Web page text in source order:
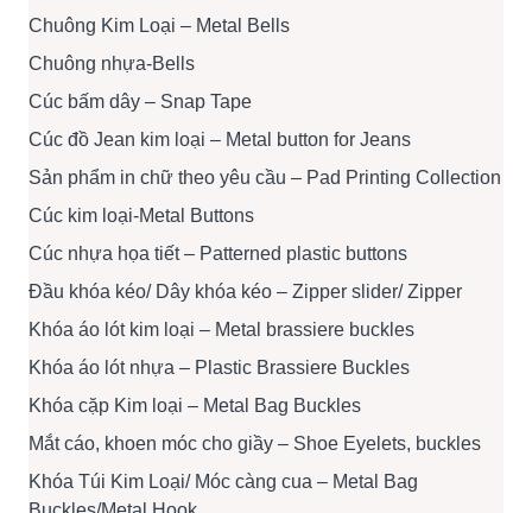
Chuông Kim Loại – Metal Bells
Chuông nhựa-Bells
Cúc bấm dây – Snap Tape
Cúc đồ Jean kim loại – Metal button for Jeans
Sản phẩm in chữ theo yêu cầu – Pad Printing Collection
Cúc kim loại-Metal Buttons
Cúc nhựa họa tiết – Patterned plastic buttons
Đầu khóa kéo/ Dây khóa kéo – Zipper slider/ Zipper
Khóa áo lót kim loại – Metal brassiere buckles
Khóa áo lót nhựa – Plastic Brassiere Buckles
Khóa cặp Kim loại – Metal Bag Buckles
Mắt cáo, khoen móc cho giầy – Shoe Eyelets, buckles
Khóa Túi Kim Loại/ Móc càng cua – Metal Bag